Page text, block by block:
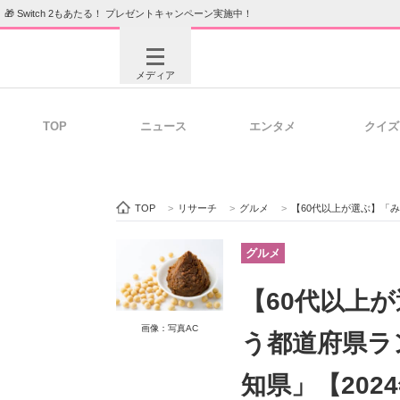
🎁 Switch 2もあたる！ プレゼントキャンペーン実施中！
メディア
ビジネスと働き方のヒント
ITエンジニア向け専門サイト
TOP ニュース エンタメ クイズ
TOP > リサーチ > グルメ > 【60代以上が選ぶ】「み
画像：写真AC
グルメ
【60代以上
う都道府県
知県」【